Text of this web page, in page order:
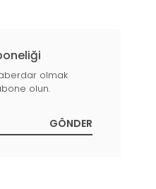
olmak
olun.